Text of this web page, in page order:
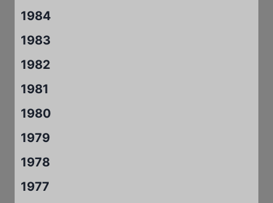
1984
1983
1982
1981
1980
1979
1978
1977